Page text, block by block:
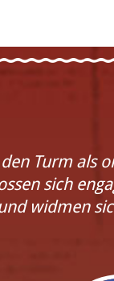
Turm als
sich
widmen